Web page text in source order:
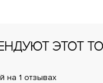
ЭТОТ
на 1 отзывах